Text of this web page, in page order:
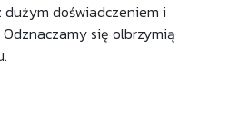
doświadczeniem i
Odznaczamy się olbrzymią